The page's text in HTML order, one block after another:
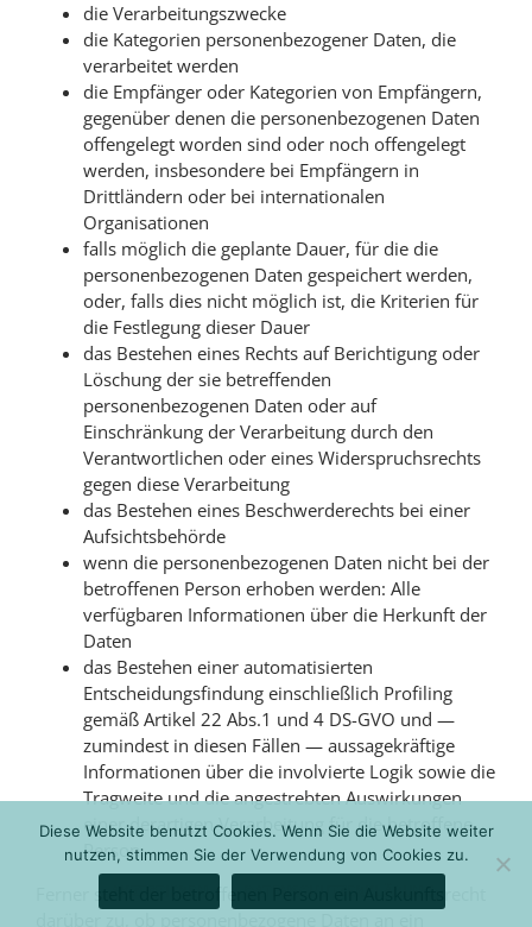
die Verarbeitungszwecke
die Kategorien personenbezogener Daten, die
verarbeitet werden
die Empfänger oder Kategorien von Empfängern,
gegenüber denen die personenbezogenen Daten
offengelegt worden sind oder noch offengelegt
werden, insbesondere bei Empfängern in
Drittländern oder bei internationalen
Organisationen
falls möglich die geplante Dauer, für die die
personenbezogenen Daten gespeichert werden,
oder, falls dies nicht möglich ist, die Kriterien für
die Festlegung dieser Dauer
das Bestehen eines Rechts auf Berichtigung oder
Löschung der sie betreffenden
personenbezogenen Daten oder auf
Einschränkung der Verarbeitung durch den
Verantwortlichen oder eines Widerspruchsrechts
gegen diese Verarbeitung
das Bestehen eines Beschwerderechts bei einer
Aufsichtsbehörde
wenn die personenbezogenen Daten nicht bei der
betroffenen Person erhoben werden: Alle
verfügbaren Informationen über die Herkunft der
Daten
das Bestehen einer automatisierten
Entscheidungsfindung einschließlich Profiling
gemäß Artikel 22 Abs.1 und 4 DS-GVO und —
zumindest in diesen Fällen — aussagekräftige
Informationen über die involvierte Logik sowie die
Tragweite und die angestrebten Auswirkungen
einer derartigen Verarbeitung für die betroffene
Person
Diese Website benutzt Cookies. Wenn Sie die Website weiter
nutzen, stimmen Sie der Verwendung von Cookies zu.